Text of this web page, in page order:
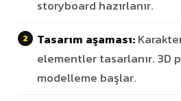
storyboard hazırlanır.
Tasarım aşaması:
elementler tasarlanır. 3D
modelleme başlar.